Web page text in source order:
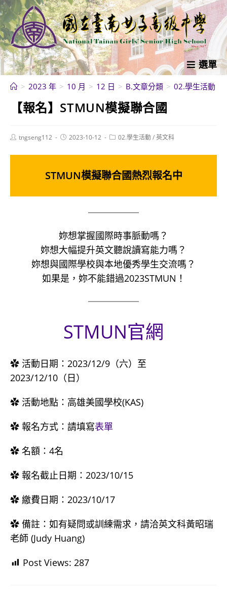
跳
轉
至
主
要
內
選單
> 2023 年 > 10 月 > 12 日 > B.文章分類 > 02.學生活動
【報名】STMUN模擬聯合國
Posttngseng112
Post2023-10-12
Post02.學生活動/英文科
STMUN模擬聯合國熱烈報名中
妳想掌握國際時事脈動嗎？
妳想大幅提升英文聽說讀寫能力嗎？
妳想與國際學校與本地優秀學生交流嗎？
如果是，妳不能錯過2023STMUN！
STMUN官網
✿ 活動日期：2023/12/9（六）至
2023/12/10（日）
✿ 活動地點：高雄美國學校(KAS)
✿ 報名方式：請填寫表單
✿ 名額：4名
✿ 報名截止日期：2023/10/15
✿ 繳費日期：2023/10/17
✿ 備註：如有疑問或訓練需求，請洽英文科黃昭瑞
老師 (Judy Huang)
Post Views: 287